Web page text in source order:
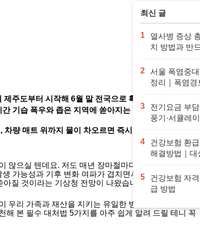
주도부터 시작해 6월 말 전국으로 확대될 예정입니다.
기습 폭우와 좁은 지역에 쏟아지는 국지성 집중호우가
량 매트 위까지 물이 차오르면 즉시 시동을 끄고 탈출해
많으실 텐데요. 저도 매년 장마철마다 집안 습기와 침수
가능성과 기후 변화 여파가 겹치면서 예측하기 힘든 국
질 것이라는 기상청 전망이 나왔습니다.
우리 가족과 재산을 지키는 유일한 방법입니다. 제가 기
본 필수 대처법 5가지를 아주 쉽게 알려 드릴 테니 꼭
최신 글
1
열사병 증상
치 방법과 반
2
서울 폭염중
정리｜폭염경
3
전기요금 부
풍기·서큘레
4
건강보험 환
해결방법｜대
5
건강보험 자
급 방법